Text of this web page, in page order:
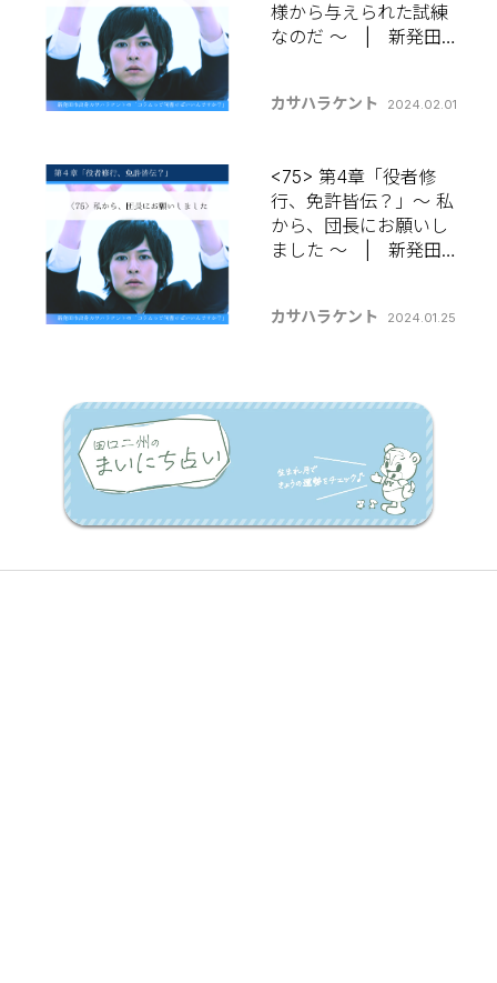
様から与えられた試練
なのだ ～ | 新発田出
いいんですか？】
カサハラケント 2024.02.01
<75> 第4章「役者修
行、免許皆伝？」～ 私
から、団長にお願いし
ました ～ | 新発田出
いいんですか？】
カサハラケント 2024.01.25